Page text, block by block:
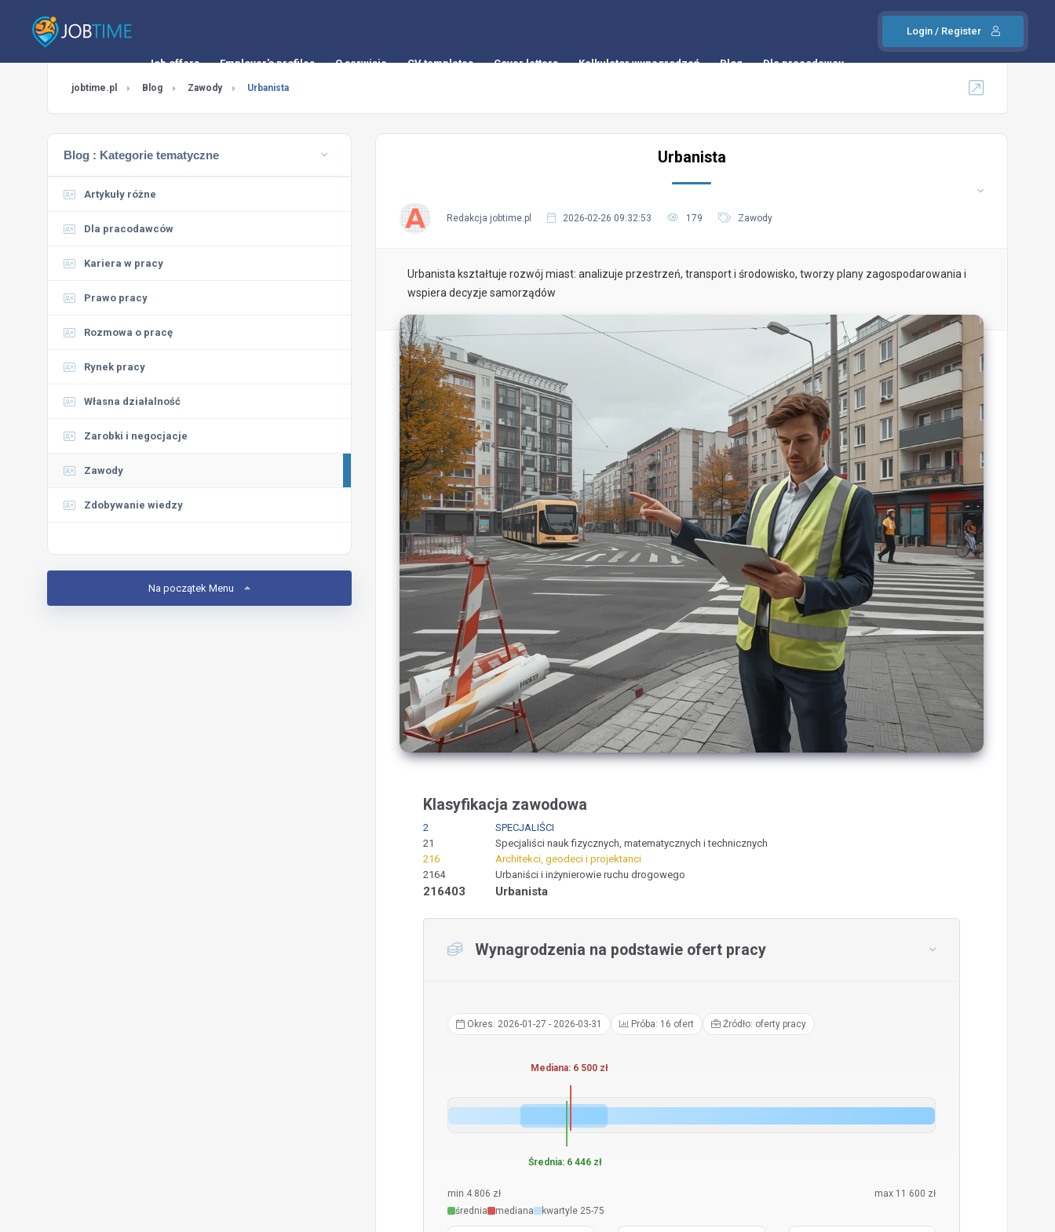
Login / Register
Job offers Employer's profiles O serwisie CV templates Cover letters Kalkulator wynagrodzeń Blog Dla pracodawcy
jobtime.pl Blog Zawody Urbanista
Blog : Kategorie tematyczne
Artykuły różne
Dla pracodawców
Kariera w pracy
Prawo pracy
Rozmowa o pracę
Rynek pracy
Własna działalność
Zarobki i negocjacje
Zawody
Zdobywanie wiedzy
Na początek Menu
Urbanista
Redakcja jobtime.pl 2026-02-26 09:32:53 179 Zawody
Urbanista kształtuje rozwój miast: analizuje przestrzeń, transport i środowisko, tworzy plany zagospodarowania i
wspiera decyzje samorządów
Klasyfikacja zawodowa
2
SPECJALIŚCI
21
Specjaliści nauk fizycznych, matematycznych i technicznych
216
Architekci, geodeci i projektanci
2164
Urbaniści i inżynierowie ruchu drogowego
216403 Urbanista
Wynagrodzenia na podstawie ofert pracy
Okres: 2026-01-27 - 2026-03-31 Próba: 16 ofert Źródło: oferty pracy
Mediana: 6 500 zł
Średnia: 6 446 zł
min 4 806 zł
max 11 600 zł
średnia
mediana kwartyle 25-75